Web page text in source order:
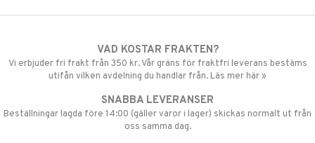
VAD KOSTAR FRAKTEN?
Vi erbjuder fri frakt från 350 kr. Vår gräns för fraktfri leverans bestäms
utifån vilken avdelning du handlar från. Läs mer här »
SNABBA LEVERANSER
Beställningar lagda före 14:00 (gäller varor i lager) skickas normalt ut från
oss samma dag.